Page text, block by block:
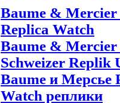
Baume &
Replica Watch
Baume &
Schweizer Replik
Baume и Мерсье
Watch реплики